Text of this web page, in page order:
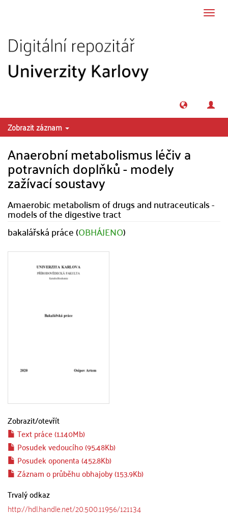
Zobrazit záznam
Anaerobní metabolismus léčiv a
potravních doplňků - modely
zažívací soustavy
Amaerobic metabolism of drugs and nutraceuticals -
models of the digestive tract
bakalářská práce (OBHÁJENO)
Zobrazit/otevřít
Text práce (1.140Mb)
Posudek vedoucího (95.48Kb)
Posudek oponenta (452.8Kb)
Záznam o průběhu obhajoby (153.9Kb)
Trvalý odkaz
http://hdl.handle.net/20.500.11956/121134